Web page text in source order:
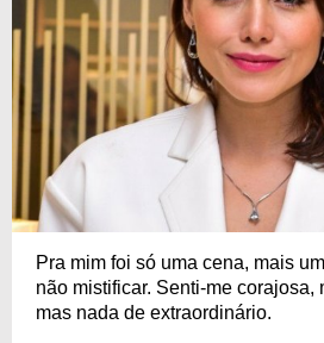
Pra mim foi só uma cena, mais
não mistificar. Senti-me corajosa,
mas nada de extraordinário.